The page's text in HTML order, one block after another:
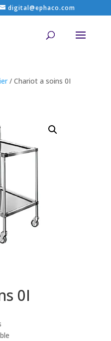
digital@ephaco.com
/ Chariot a soins 0I
0I